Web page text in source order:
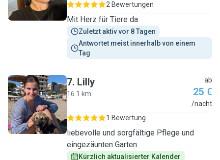
2 Bewertungen
Mit Herz für Tiere da
Zuletzt aktiv vor 8 Tagen
Antwortet meist innerhalb von einem
Tag
L
7. Lilly
16.1 km
ab
25 €
/nacht
1 Bewertung
liebevolle und sorgfältige Pflege und
eingezäunten Garten
Kürzlich aktualisierter Kalender